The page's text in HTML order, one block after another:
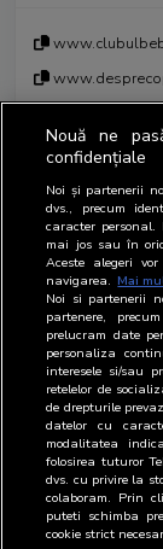
BRAT
Reprezentanți
BRAT
DI
DPD
Nouă ne
confidențiale
Noi și partenerii
dvs., precum
caracter
mai jos sau în
Aceste alegeri
navigarea. Mai
Noi si partenerii
partenere,
prelucram date
personaliza
interesele si/sau
retelelor de
de drepturile
datelor cu
modalitatea
folosirea tuturor
dvs. cu privire la
colaboram. Prin
puteti schimba
cookie strict